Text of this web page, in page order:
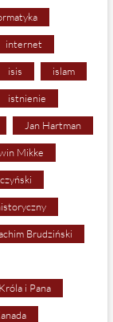
internet
isis islam
istnienie
Jan Hartman
Mikke
Brudziński
i Pana